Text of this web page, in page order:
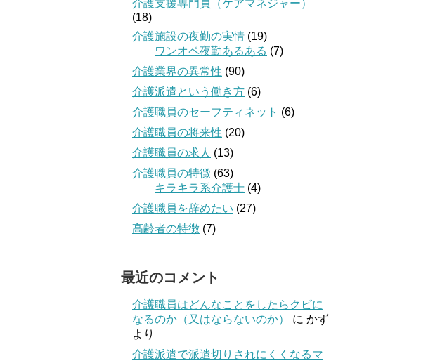
介護支援専門員（ケアマネジャー）
(18)
介護施設の夜勤の実情 (19)
ワンオペ夜勤あるある (7)
介護業界の異常性 (90)
介護派遣という働き方 (6)
介護職員のセーフティネット (6)
介護職員の将来性 (20)
介護職員の求人 (13)
介護職員の特徴 (63)
キラキラ系介護士 (4)
介護職員を辞めたい (27)
高齢者の特徴 (7)
最近のコメント
介護職員はどんなことをしたらクビに
なるのか（又はならないのか）
に かず
より
介護派遣で派遣切りされにくくなるマ